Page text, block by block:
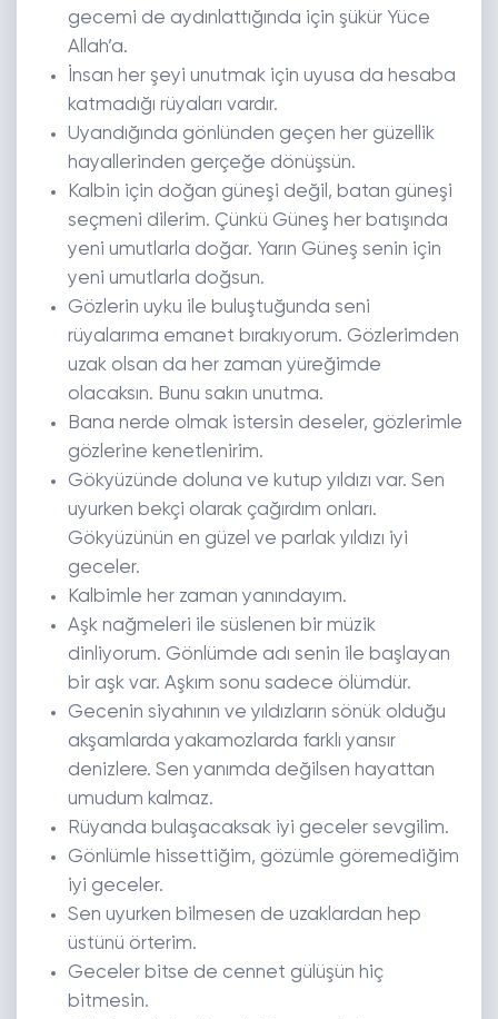
gecemi de aydınlattığında için şükür Yüce
Allah’a.
İnsan her şeyi unutmak için uyusa da hesaba
katmadığı rüyaları vardır.
Uyandığında gönlünden geçen her güzellik
hayallerinden gerçeğe dönüşsün.
Kalbin için doğan güneşi değil, batan güneşi
seçmeni dilerim. Çünkü Güneş her batışında
yeni umutlarla doğar. Yarın Güneş senin için
yeni umutlarla doğsun.
Gözlerin uyku ile buluştuğunda seni
rüyalarıma emanet bırakıyorum. Gözlerimden
uzak olsan da her zaman yüreğimde
olacaksın. Bunu sakın unutma.
Bana nerde olmak istersin deseler, gözlerimle
gözlerine kenetlenirim.
Gökyüzünde doluna ve kutup yıldızı var. Sen
uyurken bekçi olarak çağırdım onları.
Gökyüzünün en güzel ve parlak yıldızı iyi
geceler.
Kalbimle her zaman yanındayım.
Aşk nağmeleri ile süslenen bir müzik
dinliyorum. Gönlümde adı senin ile başlayan
bir aşk var. Aşkım sonu sadece ölümdür.
Gecenin siyahının ve yıldızların sönük olduğu
akşamlarda yakamozlarda farklı yansır
denizlere. Sen yanımda değilsen hayattan
umudum kalmaz.
Rüyanda bulaşacaksak iyi geceler sevgilim.
Gönlümle hissettiğim, gözümle göremediğim
iyi geceler.
Sen uyurken bilmesen de uzaklardan hep
üstünü örterim.
Geceler bitse de cennet gülüşün hiç
bitmesin.